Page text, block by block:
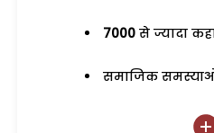
7000 से ज्यादा
समाजिक